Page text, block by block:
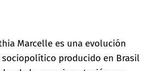
Marcelle es una evolución
producido en Brasil